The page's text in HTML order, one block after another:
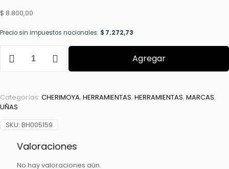
$ 8.800,00
Precio sin impuestos nacionales: $ 7.272,73
RECTA
Agregar
Categorías: CHERIMOYA, HERRAMIENTAS, HERRAMIENTAS, MARCAS,
UÑAS
SKU: BH005159
Valoraciones
No hay valoraciones aún.